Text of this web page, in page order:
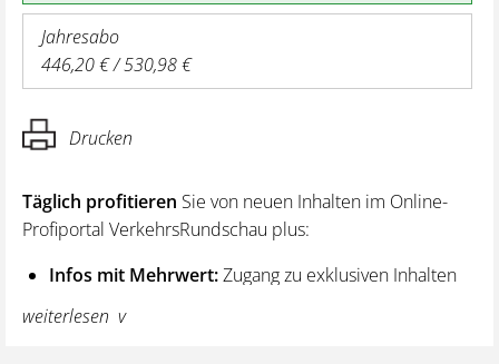
Jahresabo
446,20 € / 530,98 €
Drucken
Täglich profitieren Sie von neuen Inhalten im Online-
Profiportal VerkehrsRundschau plus:
Infos mit Mehrwert:Zugang zu exklusiven Inhalten
und Hintergrundwissen – von aktuellen Regelungen
wie z. B. bei den Lenk- und Ruhezeiten,
weiterlesen